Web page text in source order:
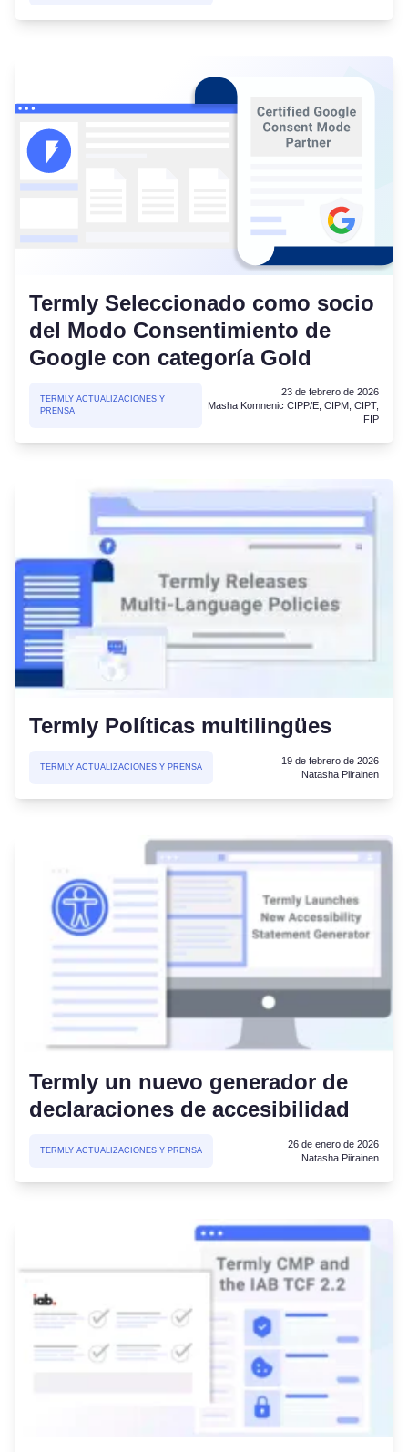
Termly Seleccionado como socio
del Modo Consentimiento de
Google con categoría Gold
TERMLY ACTUALIZACIONES Y
PRENSA
23 de febrero de 2026
Masha Komnenic CIPP/E, CIPM, CIPT,
FIP
Termly Políticas multilingües
TERMLY ACTUALIZACIONES Y PRENSA
19 de febrero de 2026
Natasha Piirainen
Termly un nuevo generador de
declaraciones de accesibilidad
TERMLY ACTUALIZACIONES Y PRENSA
26 de enero de 2026
Natasha Piirainen